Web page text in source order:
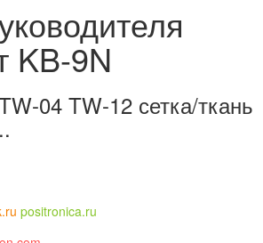
KB-9N
04 TW-12 сетка/ткань
positronica.ru